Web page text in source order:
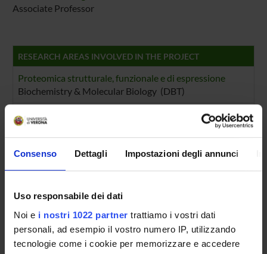
Consenso Dettagli Impostazioni degli annunci
Uso responsabile dei dati
Noi e i nostri 1022 partner trattiamo i vostri dati
personali, ad esempio il vostro numero IP, utilizzando
tecnologie come i cookie per memorizzare e accedere
Associate Professor
RESEARCH AREAS INVOLVED IN THE PROJECT
Proteomica strutturale, funzionale e di espressione
Biochemistry & Molecular Biology (DBT)
Biochimica e Biologia Molecolare
Biochemistry & Molecular Biology (DBT) (DBT)
Proteomica strutturale, funzionale e di espressione
Biochemistry & Molecular Biology (DM) (DM)
Proteomica strutturale, funzionale e di espressione
Biochemistry & Molecular Biology (DNBM) (DNBM)